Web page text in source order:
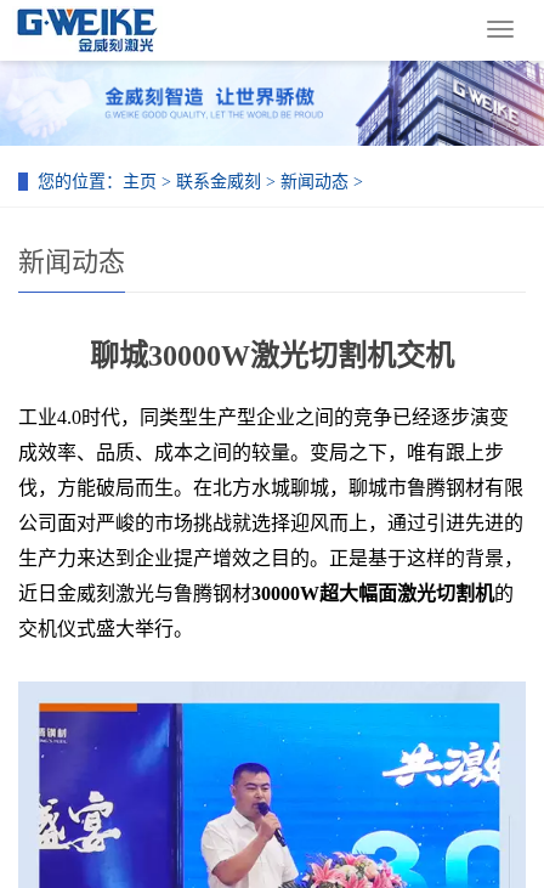
导
菜
单
您的位置： 主页 > 联系金威刻 > 新闻动态 >
新闻动态
聊城30000W激光切割机交机
工业4.0时代，同类型生产型企业之间的竞争已经逐步演变
成效率、品质、成本之间的较量。变局之下，唯有跟上步
伐，方能破局而生。在北方水城聊城，聊城市鲁腾钢材有限
公司面对严峻的市场挑战就选择迎风而上，通过引进先进的
生产力来达到企业提产增效之目的。正是基于这样的背景，
近日金威刻激光与鲁腾钢材30000W超大幅面激光切割机的
交机仪式盛大举行。